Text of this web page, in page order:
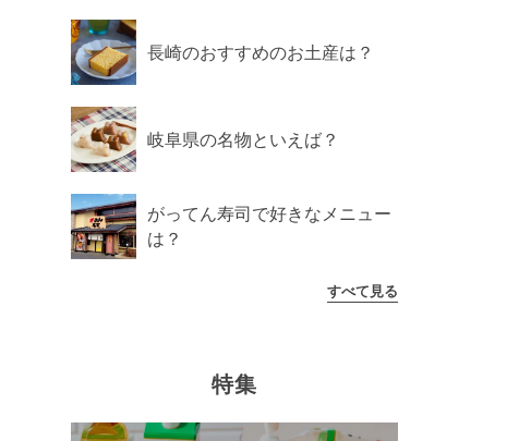
長崎のおすすめのお土産は？
岐阜県の名物といえば？
がってん寿司で好きなメニュー
は？
すべて見る
特集